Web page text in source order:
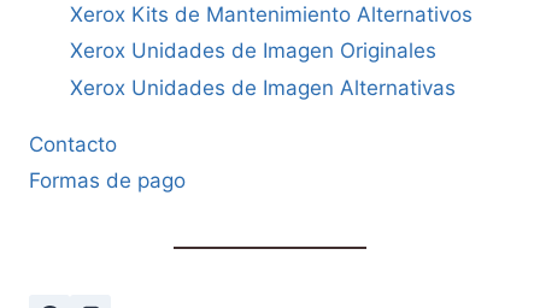
Xerox Kits de Mantenimiento Alternativos
Xerox Unidades de Imagen Originales
Xerox Unidades de Imagen Alternativas
Contacto
Formas de pago